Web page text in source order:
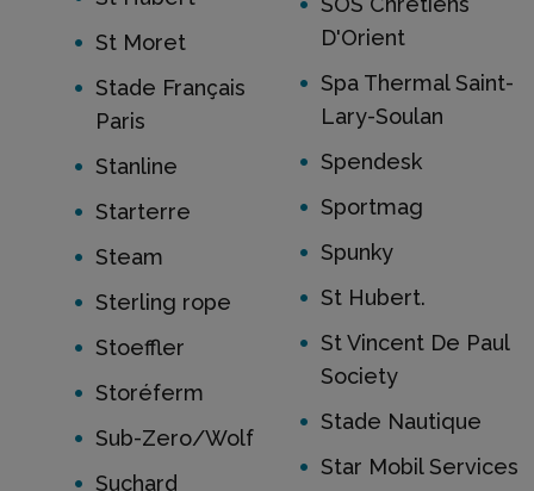
St Moret
Stade Français
Paris
Stanline
Starterre
Steam
Sterling rope
Stoeffler
Storéferm
Sub-Zero/Wolf
Suchard
D'Orient
Spa Thermal Saint-
Lary-Soulan
Spendesk
Sportmag
Spunky
St Hubert.
St Vincent De Paul
Society
Stade Nautique
Star Mobil Services